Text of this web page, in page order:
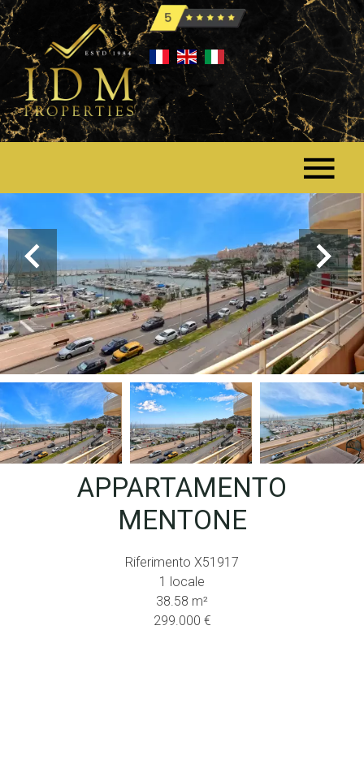
APPARTAMENTO
MENTONE
Riferimento X51917
1 locale
38.58 m²
299.000 €